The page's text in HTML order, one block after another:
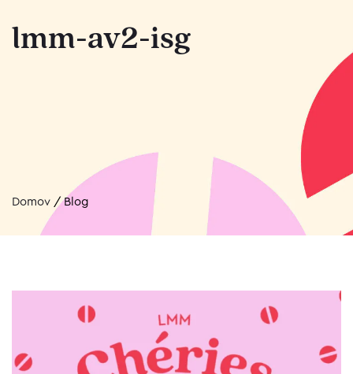
lmm-av2-isg
Domov /Blog